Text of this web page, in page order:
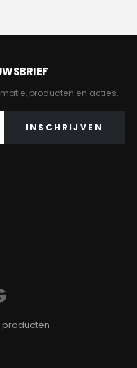
producten en acties.
producten.